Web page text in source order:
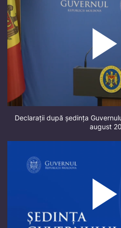
Declarații după ședința
august